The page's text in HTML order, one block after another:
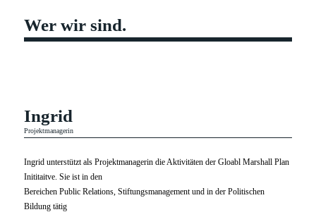
Wer wir sind.
Ingrid
Projektmanagerin
Ingrid unterstützt als Projektmanagerin die Aktivitäten der Gloabl Marshall Plan
Inititaitve. Sie ist in den
Bereichen Public Relations, Stiftungsmanagement und in der Politischen
Bildung tätig